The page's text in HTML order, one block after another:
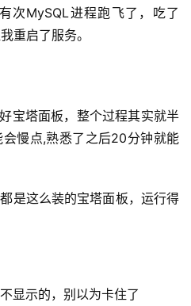
次MySQL进程跑飞了，吃了
重启了服务。
宝塔面板，整个过程其实就半
慢点,熟悉了之后20分钟就能
是这么装的宝塔面板，运行得
显示的，别以为卡住了